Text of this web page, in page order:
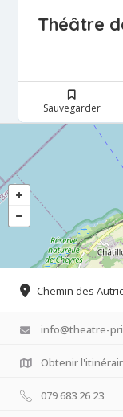
Théâtre
Sauvegarder
Chemin des
info@theatre-
Obtenir
079 683 26 23